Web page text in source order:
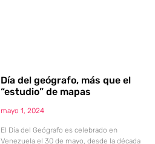
Día del geógrafo, más que el
“estudio” de mapas
mayo 1, 2024
El Día del Geógrafo es celebrado en
Venezuela el 30 de mayo, desde la década